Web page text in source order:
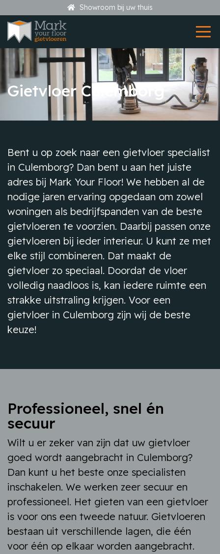
Showroom bij uw thuis
Gietvloer Culemborg
Bent u op zoek naar een gietvloer specialist
in Culemborg? Dan bent u aan het juiste
adres bij Mark Your Floor! We hebben al de
nodige jaren ervaring opgedaan om zowel
woningen als bedrijfspanden van de beste
gietvloeren te voorzien. Daarbij passen onze
gietvloeren bij ieder interieur. U kunt ze met
elke stijl combineren. Dat maakt de
gietvloer zo speciaal. Doordat de vloer
volledig naadloos is, kan iedere ruimte een
strakke uitstraling krijgen. Voor een
gietvloer in Culemborg zijn wij de beste
keuze!
Professioneel, snel én
secuur
Wilt u er zeker van zijn dat uw gietvloer
goed wordt aangebracht in Culemborg?
Dan kunt u het beste onze specialisten
inschakelen. We werken zeer secuur en
professioneel. Het gieten van een gietvloer
is voor ons een tweede natuur. Gietvloeren
bestaan uit verschillende lagen, die één
voor één op elkaar worden aangebracht.